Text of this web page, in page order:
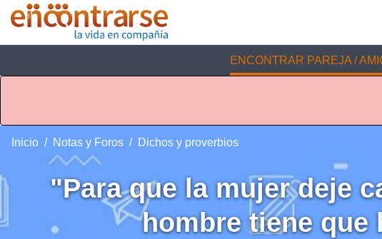
ENCONTRAR PAREJA /
Inicio Notas y Foros Dichos y proverbios
"Para que la mujer deje
hombre tiene que